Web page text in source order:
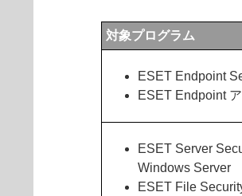
対象プログラム
ESET Endpoint
ESET Endpoint
ESET Server
Windows Server
ESET File